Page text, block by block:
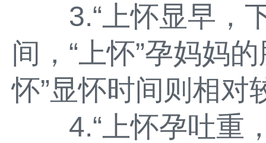
3.“上怀显早，下
间，“上怀”孕妈妈
怀”显怀时间则相对
4.“上怀孕吐重，